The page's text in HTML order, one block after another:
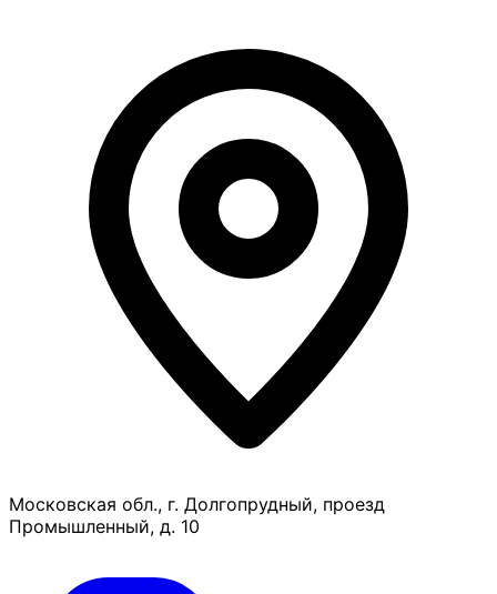
Московская обл., г. Долгопрудный, проезд
Промышленный, д. 10